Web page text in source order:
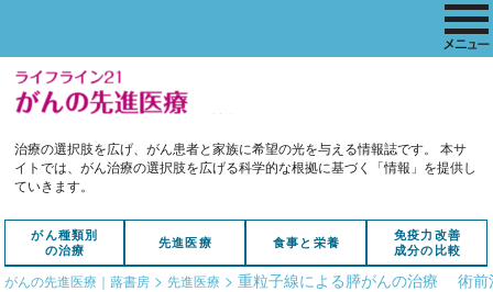
治療の選択肢を広げ、がん患者と家族に希望の光を与える情報誌です。
本サ
イトでは、がん治療の選択肢を広げる科学的な根拠に基づく「情報」を提供し
ていきます。
がん種類別
の治療
先進医療 食事と栄養
免疫力改善
成分の比較
がんの先進医療｜蕗書房 > 先進医療 >重粒子線による膵がんの治療 術前